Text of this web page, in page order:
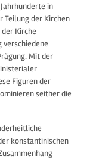
in
Teilung der Kirchen
Kirche
Mit der
Figuren der
seither die
konstantinischen